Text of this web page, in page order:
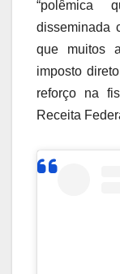
“polêmica
disseminada
que muitos
imposto
reforço na
Receita